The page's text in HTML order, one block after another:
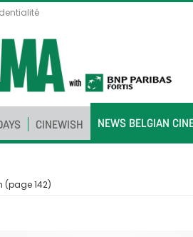
CINEWISH NEWS BELGIAN
(page 142)